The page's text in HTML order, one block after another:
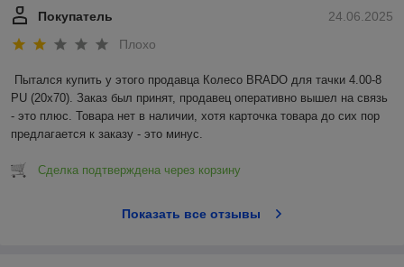
24.06.2025
Покупатель
Плохо
Пытался купить у этого продавца Колесо BRADO для тачки 4.00-8
PU (20x70). Заказ был принят, продавец оперативно вышел на связь
- это плюс. Товара нет в наличии, хотя карточка товара до сих пор
предлагается к заказу - это минус.
Сделка подтверждена через корзину
Показать все отзывы